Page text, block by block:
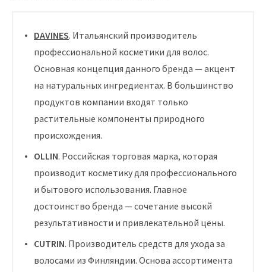
DAVINES. Итальянский производитель
профессиональной косметики для волос.
Основная концепция данного бренда — акцент
на натуральных ингредиентах. В большинство
продуктов компании входят только
растительные компоненты природного
происхождения.
OLLIN. Российская торговая марка, которая
производит косметику для профессионального
и бытового использования. Главное
достоинство бренда — сочетание высокй
результативности и привлекательной цены.
CUTRIN. Производитель средств для ухода за
волосами из Финляндии. Основа ассортимента